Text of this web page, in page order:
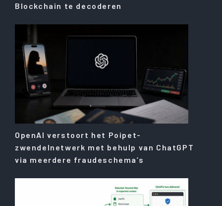
Blockchain te decoderen
OpenAI verstoort het Poipet-
zwendelnetwerk met behulp van ChatGPT
via meerdere fraudeschema’s